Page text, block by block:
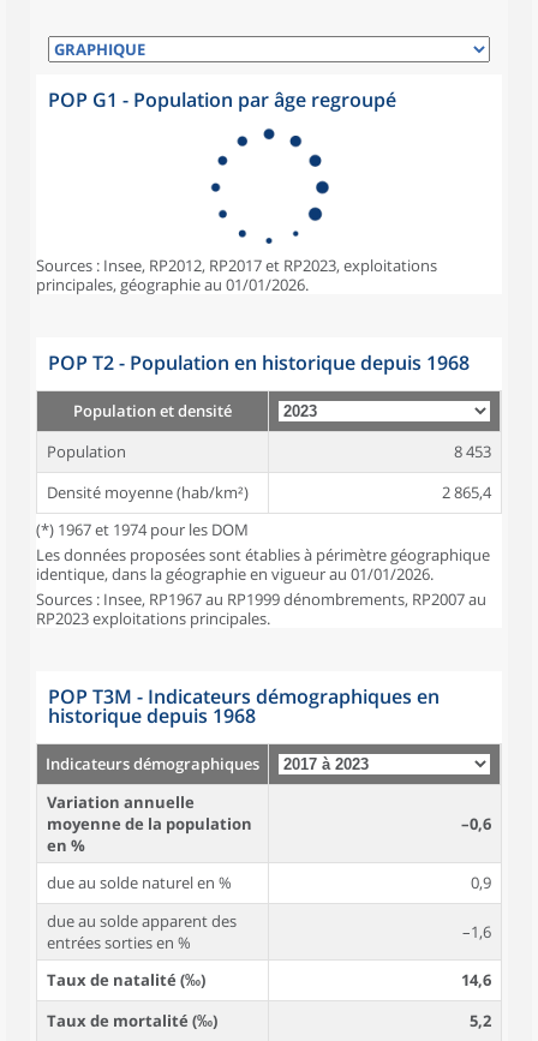
POP G1 - Population par âge regroupé
Sources : Insee, RP2012, RP2017 et RP2023, exploitations
principales, géographie au 01/01/2026.
POP T2 - Population en historique depuis 1968
Population et densité
Population
8 453
Densité moyenne (hab/km²)
2 865,4
(*) 1967 et 1974 pour les DOM
Les données proposées sont établies à périmètre géographique
identique, dans la géographie en vigueur au 01/01/2026.
Sources : Insee, RP1967 au RP1999 dénombrements, RP2007 au
RP2023 exploitations principales.
POP T3M - Indicateurs démographiques en
historique depuis 1968
Indicateurs démographiques
Variation annuelle
moyenne de la population
en %
–0,6
due au solde naturel en %
0,9
due au solde apparent des
entrées sorties en %
–1,6
Taux de natalité (‰)
14,6
Taux de mortalité (‰)
5,2